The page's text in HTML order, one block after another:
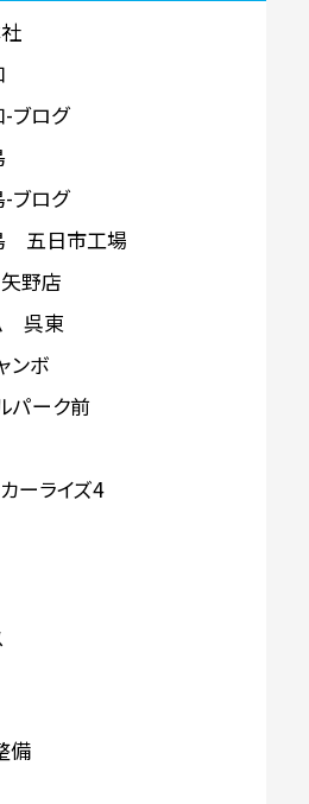
-ブログ
-ブログ
五日市工場
野店
呉東
ンボ
パーク前
ーライズ4
備